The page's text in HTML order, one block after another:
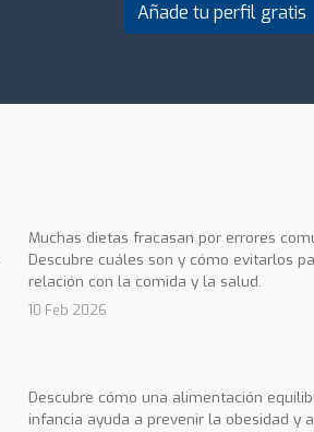
Añade tu perfil gratis
Muchas dietas fracasan por errores
Descubre cuáles son y cómo evitarlos
relación con la comida y la salud.
10 Feb 2026
Descubre cómo una alimentación
infancia ayuda a prevenir la obesidad y